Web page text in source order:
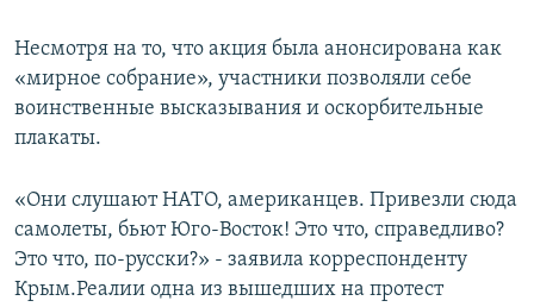
Несмотря на то, что акция была анонсирована как
«мирное собрание», участники позволяли себе
воинственные высказывания и оскорбительные
плакаты.
«Они слушают НАТО, американцев. Привезли сюда
самолеты, бьют Юго-Восток! Это что, справедливо?
Это что, по-русски?» - заявила корреспонденту
Крым.Реалии одна из вышедших на протест